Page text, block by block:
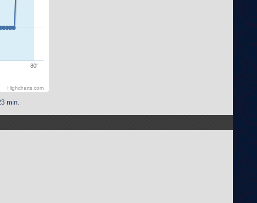
80'
Highcharts.com
min.